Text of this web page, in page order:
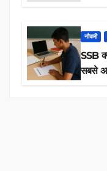
नौकरी
SSB
सबसे